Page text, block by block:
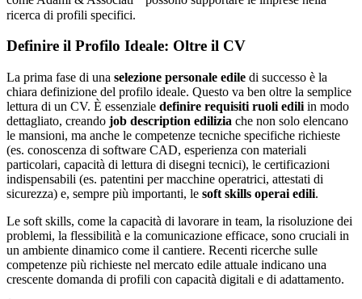
ricerca di profili specifici.
Definire il Profilo Ideale: Oltre il CV
La prima fase di una selezione personale edile di successo è la
chiara definizione del profilo ideale. Questo va ben oltre la semplice
lettura di un CV. È essenziale definire requisiti ruoli edili in modo
dettagliato, creando job description edilizia che non solo elencano
le mansioni, ma anche le competenze tecniche specifiche richieste
(es. conoscenza di software CAD, esperienza con materiali
particolari, capacità di lettura di disegni tecnici), le certificazioni
indispensabili (es. patentini per macchine operatrici, attestati di
sicurezza) e, sempre più importanti, le soft skills operai edili.
Le soft skills, come la capacità di lavorare in team, la risoluzione dei
problemi, la flessibilità e la comunicazione efficace, sono cruciali in
un ambiente dinamico come il cantiere. Recenti ricerche sulle
competenze più richieste nel mercato edile attuale indicano una
crescente domanda di profili con capacità digitali e di adattamento.